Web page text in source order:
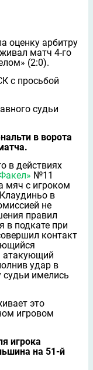
оценку арбитру
матч 4-го
(2:0).
с просьбой
судьи
в ворота
в действиях
№11
мяч с игроком
в
не
правил
в подкате при
контакт
атакующий
удар в
судьи имелись
это
игровом
игрока
на 51-й